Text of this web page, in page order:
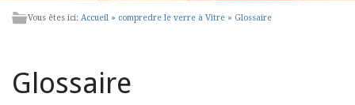
Vous êtes ici: Accueil » compredre le verre à Vitre » Glossaire
Glossaire